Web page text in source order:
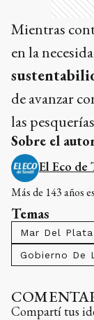
Mientras
en la
de avanzar
las
Sobre el
El Eco de
Más de 143 años
Temas
Mar Del Plata
Gobierno De
Compartí tus